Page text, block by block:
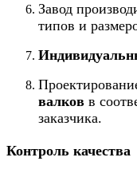
Завод
типов и
валков в
заказчика.
Контроль качества